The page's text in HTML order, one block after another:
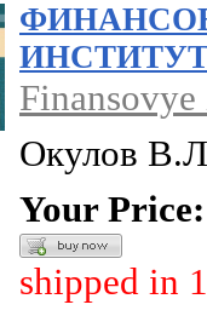
Окулов
Your Price:
shipped in